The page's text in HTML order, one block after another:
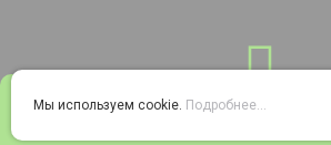
Войти
Мы используем cookie. Подробнее...